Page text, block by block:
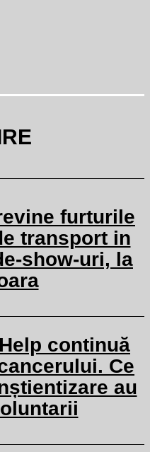
furturile
transport in
show-uri, la
continuă
Ce
au